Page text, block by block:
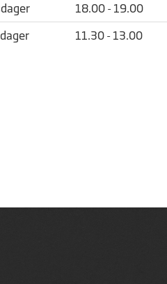
18.00 - 19.00
11.30 - 13.00